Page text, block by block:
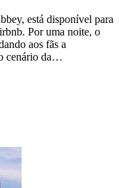
está disponível para
Por uma noite, o
aos fãs a
cenário da…